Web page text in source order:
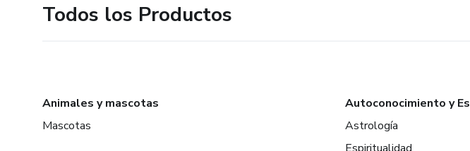
Todos los Productos
Animales y mascotas
Mascotas
Autoconocimiento y
Astrología